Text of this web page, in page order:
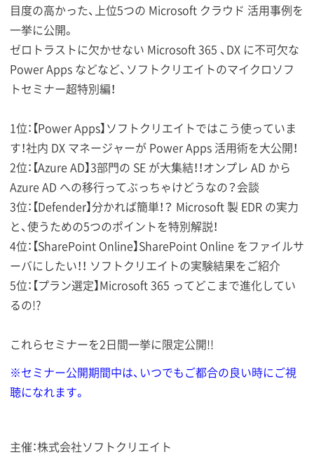
目度の高かった、上位5つの Microsoft クラウド 活用事例を
一挙に公開。
ゼロトラストに欠かせない Microsoft 365 、DX に不可欠な
Power Apps などなど、ソフトクリエイトのマイクロソフ
トセミナー超特別編！
1位：【Power Apps】ソフトクリエイトではこう使っていま
す！社内 DX マネージャーが Power Apps 活用術を大公開！
2位：【Azure AD】3部門の SE が大集結！！オンプレ AD から
Azure AD への移行ってぶっちゃけどうなの？会談
3位：【Defender】分かれば簡単！？ Microsoft 製 EDR の実力
と、使うための5つのポイントを特別解説！
4位：【SharePoint Online】SharePoint Online をファイルサ
ーバにしたい！！ ソフトクリエイトの実験結果をご紹介
5位：【プラン選定】Microsoft 365 ってどこまで進化してい
るの!?
これらセミナーを2日間一挙に限定公開!!
※セミナー公開期間中は、いつでもご都合の良い時にご視
聴になれます。
主催：株式会社ソフトクリエイト